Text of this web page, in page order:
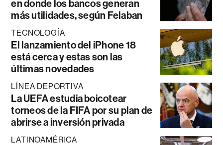
en donde los bancos generan
más utilidades, según Felaban
TECNOLOGÍA
El lanzamiento del iPhone 18
está cerca y estas son las
últimas novedades
LÍNEA DEPORTIVA
La UEFA estudia boicotear
torneos de la FIFA por su plan de
abrirse a inversión privada
LATINOAMÉRICA